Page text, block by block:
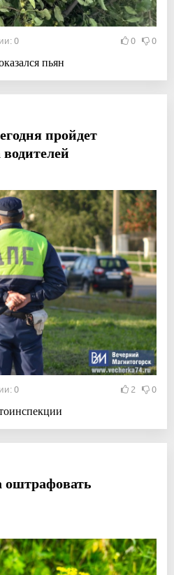
0 0 0
пьян
пройдет
0 2 0
оштрафовать